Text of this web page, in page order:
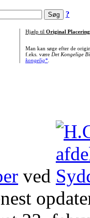
?
Hjælp til Original Placering
Man kan søge efter de
f.eks. være Det Kongelige
kongelig*.
ved